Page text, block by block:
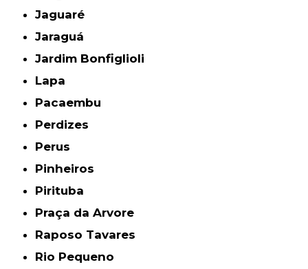
Jaguaré
Jaraguá
Jardim Bonfiglioli
Lapa
Pacaembu
Perdizes
Perus
Pinheiros
Pirituba
Praça da Arvore
Raposo Tavares
Rio Pequeno